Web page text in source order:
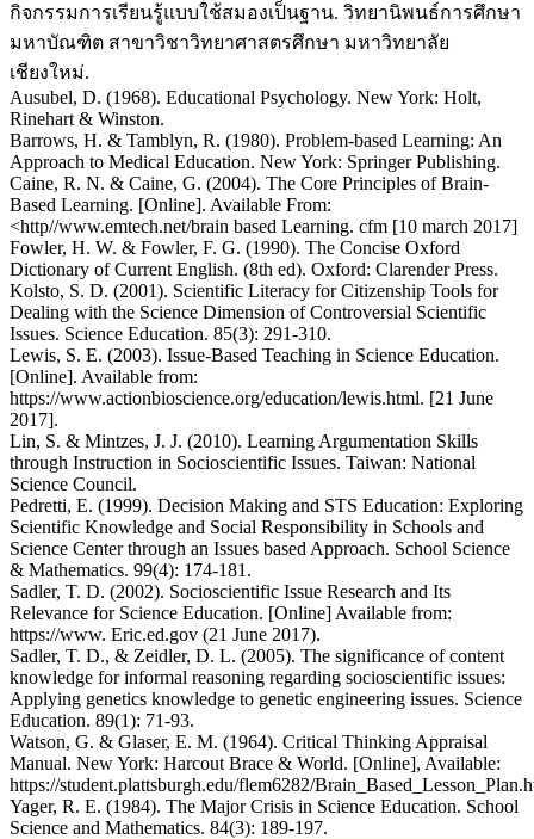
กิจกรรมการเรียนรู้แบบใช้สมองเป็นฐาน. วิทยานิพนธ์การศึกษา
มหาบัณฑิต สาขาวิชาวิทยาศาสตรศึกษา มหาวิทยาลัย
เชียงใหม่.
Ausubel, D. (1968). Educational Psychology. New York: Holt,
Rinehart & Winston.
Barrows, H. & Tamblyn, R. (1980). Problem-based Learning: An
Approach to Medical Education. New York: Springer Publishing.
Caine, R. N. & Caine, G. (2004). The Core Principles of Brain-
Based Learning. [Online]. Available From:
<http//www.emtech.net/brain based Learning. cfm [10 march 2017]
Fowler, H. W. & Fowler, F. G. (1990). The Concise Oxford
Dictionary of Current English. (8th ed). Oxford: Clarender Press.
Kolsto, S. D. (2001). Scientific Literacy for Citizenship Tools for
Dealing with the Science Dimension of Controversial Scientific
Issues. Science Education. 85(3): 291-310.
Lewis, S. E. (2003). Issue-Based Teaching in Science Education.
[Online]. Available from:
https://www.actionbioscience.org/education/lewis.html. [21 June
2017].
Lin, S. & Mintzes, J. J. (2010). Learning Argumentation Skills
through Instruction in Socioscientific Issues. Taiwan: National
Science Council.
Pedretti, E. (1999). Decision Making and STS Education: Exploring
Scientific Knowledge and Social Responsibility in Schools and
Science Center through an Issues based Approach. School Science
& Mathematics. 99(4): 174-181.
Sadler, T. D. (2002). Socioscientific Issue Research and Its
Relevance for Science Education. [Online] Available from:
https://www. Eric.ed.gov (21 June 2017).
Sadler, T. D., & Zeidler, D. L. (2005). The significance of content
knowledge for informal reasoning regarding socioscientific issues:
Applying genetics knowledge to genetic engineering issues. Science
Education. 89(1): 71-93.
Watson, G. & Glaser, E. M. (1964). Critical Thinking Appraisal
Manual. New York: Harcout Brace & World. [Online], Available:
https://student.plattsburgh.edu/flem6282/
Yager, R. E. (1984). The Major Crisis in Science Education. School
Science and Mathematics. 84(3): 189-197.